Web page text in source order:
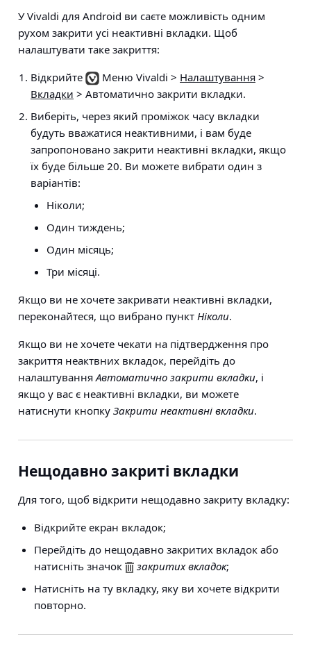
У Vivaldi для Android ви саєте можливість одним
рухом закрити усі неактивні вкладки. Щоб
налаштувати таке закриття:
Відкрийте
Меню Vivaldi > Налаштування >
Вкладки > Автоматично закрити вкладки.
Виберіть, через який проміжок часу вкладки
будуть вважатися неактивними, і вам буде
запропоновано закрити неактивні вкладки, якщо
їх буде більше 20. Ви можете вибрати один з
варіантів:
Ніколи;
Один тиждень;
Один місяць;
Три місяці.
Якщо ви не хочете закривати неактивні вкладки,
переконайтеся, що вибрано пункт Ніколи.
Якщо ви не хочете чекати на підтвердження про
закриття неактвних вкладок, перейдіть до
налаштуванняАвтоматично закрити вкладки, і
якщо у вас є неактивні вкладки, ви можете
натиснути кнопку Закрити неактивні вкладки.
Нещодавно закриті вкладки
Для того, щоб відкрити нещодавно закриту вкладку:
Відкрийте екран вкладок;
Перейдіть до нещодавно закритих вкладок або
натисніть значок
закритих вкладок;
Натисніть на ту вкладку, яку ви хочете відкрити
повторно.